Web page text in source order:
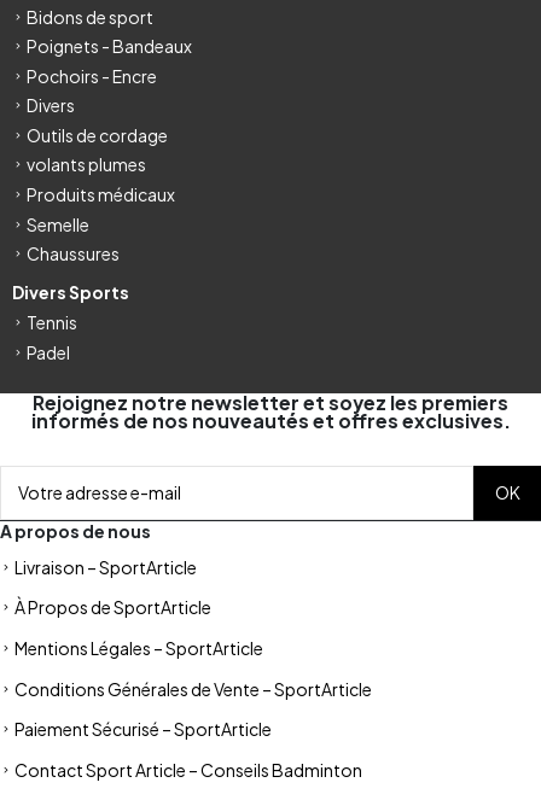
Bidons de sport
Poignets - Bandeaux
Pochoirs - Encre
Divers
Outils de cordage
volants plumes
Produits médicaux
Semelle
Chaussures
Divers Sports
Tennis
Padel
Rejoignez notre newsletter et soyez les premiers
informés de nos nouveautés et offres exclusives.
A propos de nous
Livraison – SportArticle
À Propos de SportArticle
Mentions Légales – SportArticle
Conditions Générales de Vente – SportArticle
Paiement Sécurisé – SportArticle
Contact Sport Article – Conseils Badminton